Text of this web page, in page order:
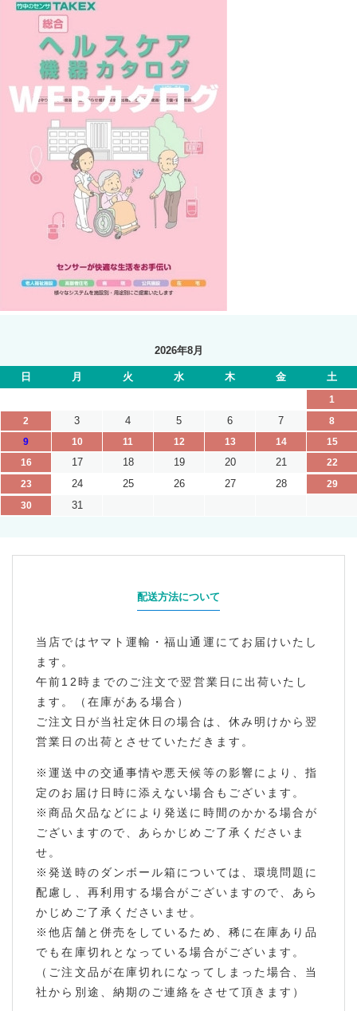
2026年8月
日 月 火 水 木 金 土
1
2
3 4 5 6 7
8
9
10 11 12 13 14
15
16
17 18 19 20 21
22
23
24 25 26 27 28
29
30
31
配送方法について
当店ではヤマト運輸・福山通運にてお届けいたし
ます。
午前12時までのご注文で翌営業日に出荷いたし
ます。（在庫がある場合）
ご注文日が当社定休日の場合は、休み明けから翌
営業日の出荷とさせていただきます。
※運送中の交通事情や悪天候等の影響により、指
定のお届け日時に添えない場合もございます。
※商品欠品などにより発送に時間のかかる場合が
ございますので、あらかじめご了承くださいま
せ。
※発送時のダンボール箱については、環境問題に
配慮し、再利用する場合がございますので、あら
かじめご了承くださいませ。
※他店舗と併売をしているため、稀に在庫あり品
でも在庫切れとなっている場合がございます。
（ご注文品が在庫切れになってしまった場合、当
社から別途、納期のご連絡をさせて頂きます）